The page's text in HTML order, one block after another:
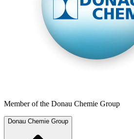
Member of the Donau Chemie Group
Donau Chemie Group